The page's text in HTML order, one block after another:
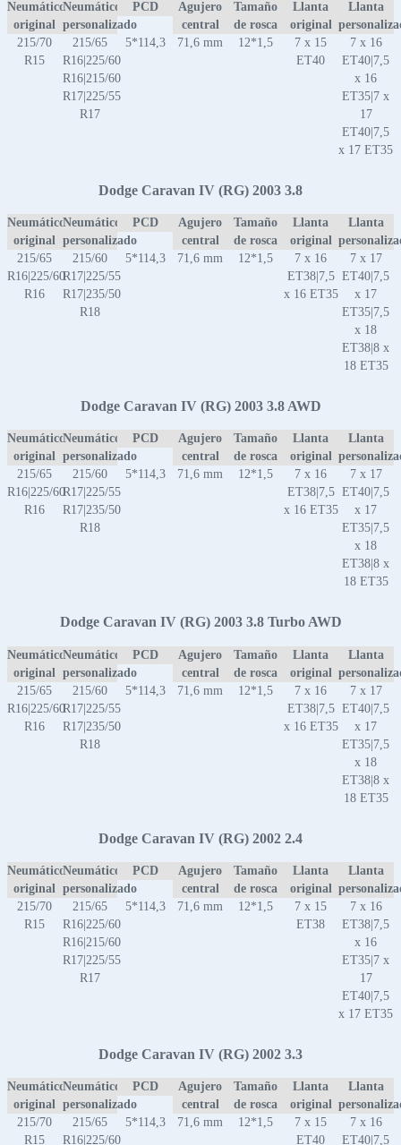
Neumático
original
Neumático
personalizado
PCD
Agujero
central
Tamaño
de rosca
Llanta
original
Llanta
215/70
R15
215/65
R16|225/60
R16|215/60
R17|225/55
R17
5*114,3 71,6 mm 12*1,5
7 x 15
ET40
7 x 16
ET40|7,5
x 16
ET35|7 x
17
ET40|7,5
x 17 ET35
Dodge Caravan IV (RG) 2003 3.8
Neumático
original
Neumático
personalizado
PCD
Agujero
central
Tamaño
de rosca
Llanta
original
Llanta
215/65
R16|225/60
R16
215/60
R17|225/55
R17|235/50
R18
5*114,3 71,6 mm 12*1,5
7 x 16
ET38|7,5
x 16 ET35
7 x 17
ET40|7,5
x 17
ET35|7,5
x 18
ET38|8 x
18 ET35
Dodge Caravan IV (RG) 2003 3.8 AWD
Neumático
original
Neumático
personalizado
PCD
Agujero
central
Tamaño
de rosca
Llanta
original
Llanta
215/65
R16|225/60
R16
215/60
R17|225/55
R17|235/50
R18
5*114,3 71,6 mm 12*1,5
7 x 16
ET38|7,5
x 16 ET35
7 x 17
ET40|7,5
x 17
ET35|7,5
x 18
ET38|8 x
18 ET35
Dodge Caravan IV (RG) 2003 3.8 Turbo AWD
Neumático
original
Neumático
personalizado
PCD
Agujero
central
Tamaño
de rosca
Llanta
original
Llanta
215/65
R16|225/60
R16
215/60
R17|225/55
R17|235/50
R18
5*114,3 71,6 mm 12*1,5
7 x 16
ET38|7,5
x 16 ET35
7 x 17
ET40|7,5
x 17
ET35|7,5
x 18
ET38|8 x
18 ET35
Dodge Caravan IV (RG) 2002 2.4
Neumático
original
Neumático
personalizado
PCD
Agujero
central
Tamaño
de rosca
Llanta
original
Llanta
215/70
R15
215/65
R16|225/60
R16|215/60
R17|225/55
R17
5*114,3 71,6 mm 12*1,5
7 x 15
ET38
7 x 16
ET38|7,5
x 16
ET35|7 x
17
ET40|7,5
x 17 ET35
Dodge Caravan IV (RG) 2002 3.3
Neumático
original
Neumático
personalizado
PCD
Agujero
central
Tamaño
de rosca
Llanta
original
Llanta
215/70
R15
215/65
R16|225/60
5*114,3 71,6 mm 12*1,5
7 x 15
ET40
7 x 16
ET40|7,5